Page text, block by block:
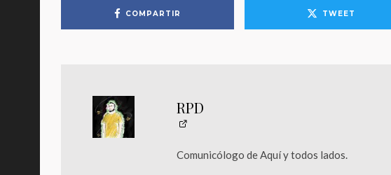
COMPARTIR TWEET
RPD
Comunicólogo de Aquí y todos lados.